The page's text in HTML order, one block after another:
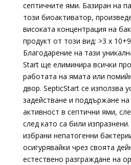
септичните ями. Базиран на
този биоактиватор,
високата концентрация на
продукт от този вид: >3 x
Благодарение на тази
Start ще елиминира всички
работата на ямата или
двор. SepticStart се използва
задействане и поддържане
активност в септични ями,
след като са били
избрани непатогенни
осигурявайки чрез своята
естествено разграждане на